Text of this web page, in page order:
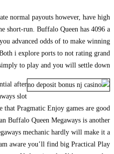
normal payouts however, have high
short-run. Buffalo Queen has 4096 a
advanced odds of to make winning
i explore ports to not rating grand
to play and you will settle down.
after
slot
Pragmatic Enjoy games are good
Buffalo Queen Megaways is another
mechanic hardly will make it a
aware you’ll find big Practical Play